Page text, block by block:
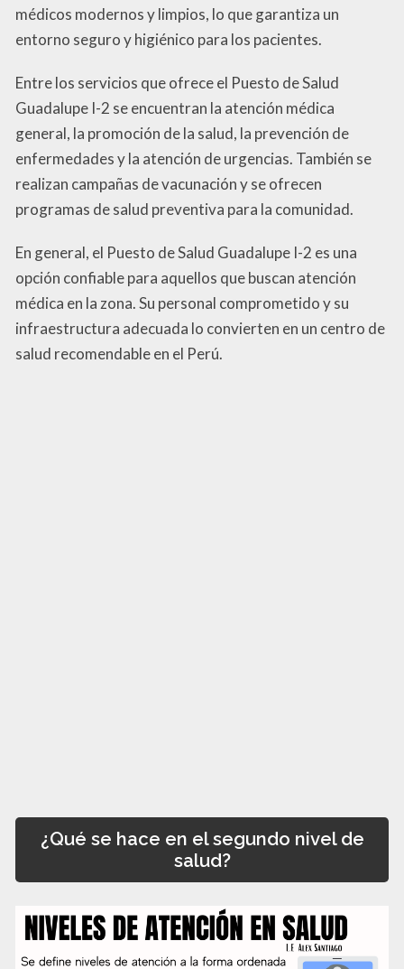
médicos modernos y limpios, lo que garantiza un
entorno seguro y higiénico para los pacientes.
Entre los servicios que ofrece el Puesto de Salud
Guadalupe I-2 se encuentran la atención médica
general, la promoción de la salud, la prevención de
enfermedades y la atención de urgencias. También se
realizan campañas de vacunación y se ofrecen
programas de salud preventiva para la comunidad.
En general, el Puesto de Salud Guadalupe I-2 es una
opción confiable para aquellos que buscan atención
médica en la zona. Su personal comprometido y su
infraestructura adecuada lo convierten en un centro de
salud recomendable en el Perú.
¿Qué se hace en el segundo nivel de
salud?